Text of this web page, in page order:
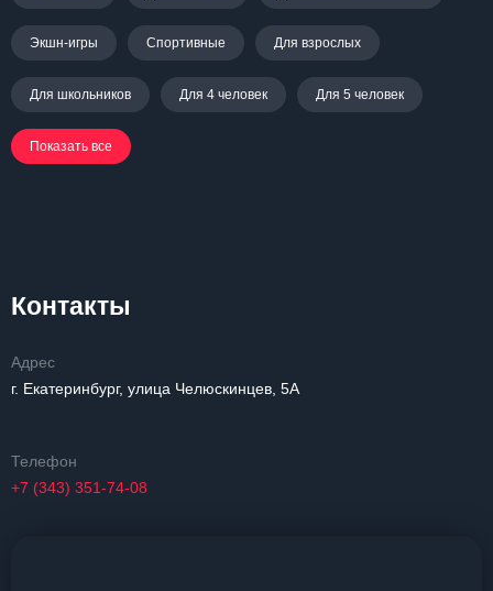
Экшн-игры Спортивные Для взрослых
Для школьников Для 4 человек Для 5 человек
Показать все
Контакты
Адрес
г. Екатеринбург, улица Челюскинцев, 5А
Телефон
+7 (343) 351-74-08